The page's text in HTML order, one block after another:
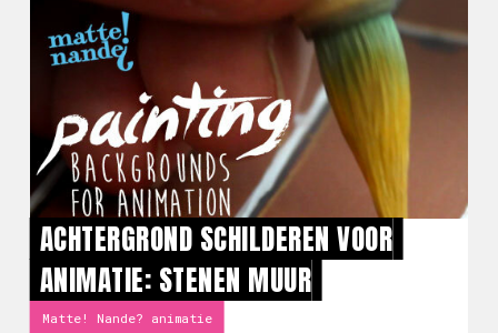
ACHTERGROND SCHILDEREN VOOR
ANIMATIE: STENEN MUUR
Matte! Nande? animatie